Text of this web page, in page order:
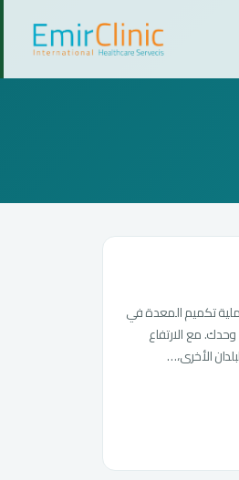
تكميم المعدة في
مع الارتفاع
الأخرى،…